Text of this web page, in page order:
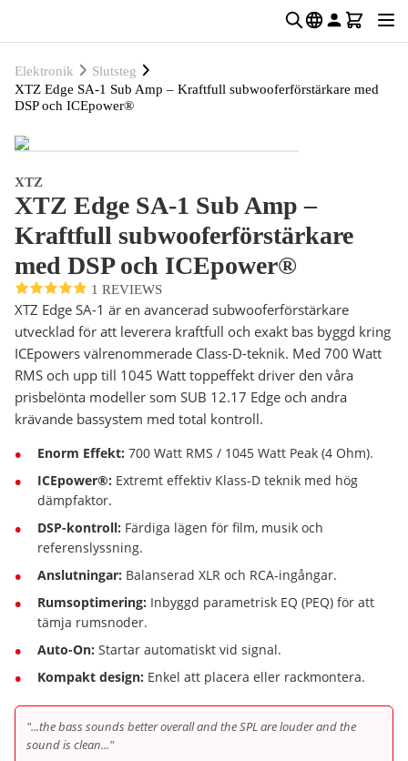
Elektronik
Slutsteg
XTZ Edge SA-1 Sub Amp – Kraftfull subwooferförstärkare med
DSP och ICEpower®
XTZ
XTZ Edge SA-1 Sub Amp –
Kraftfull subwooferförstärkare
med DSP och ICEpower®
1 REVIEWS
XTZ Edge SA-1 är en avancerad subwooferförstärkare
utvecklad för att leverera kraftfull och exakt bas byggd kring
ICEpowers välrenommerade Class-D-teknik. Med 700 Watt
RMS och upp till 1045 Watt toppeffekt driver den våra
prisbelönta modeller som SUB 12.17 Edge och andra
krävande bassystem med total kontroll.
Enorm Effekt: 700 Watt RMS / 1045 Watt Peak (4 Ohm).
ICEpower®: Extremt effektiv Klass-D teknik med hög
dämpfaktor.
DSP-kontroll: Färdiga lägen för film, musik och
referenslyssning.
Anslutningar: Balanserad XLR och RCA-ingångar.
Rumsoptimering: Inbyggd parametrisk EQ (PEQ) för att
tämja rumsnoder.
Auto-On: Startar automatiskt vid signal.
Kompakt design: Enkel att placera eller rackmontera.
"...the bass sounds better overall and the SPL are louder and the
sound is clean..."